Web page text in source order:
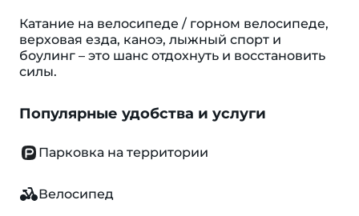
Катание на велосипеде / горном велосипеде,
верховая езда, каноэ, лыжный спорт и
боулинг – это шанс отдохнуть и восстановить
силы.
Популярные удобства и услуги
Парковка на территории
Велосипед